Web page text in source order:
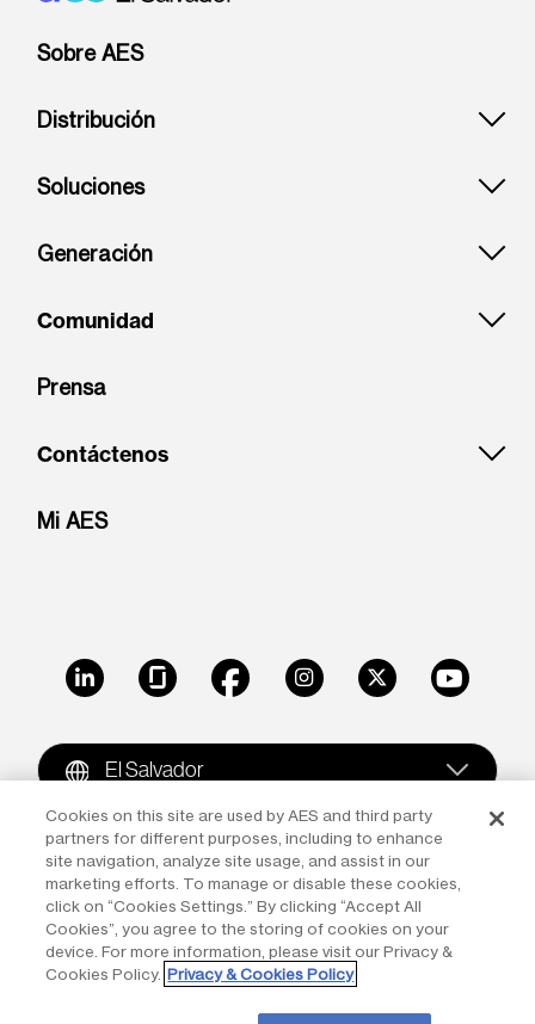
Footer: El Salvador
Sobre AES
Distribución
Soluciones
Generación
Comunidad
Prensa
Contáctenos
Mi AES
LinkedIn GlassdoorFacebookInstagramX Youtube
El Salvador
Copyright © 2009-2026 The AES Corporation. All rights
reserved.Terms of Use|Privacy
Reproduction in whole or in part in any form or medium
without the express written permission of The AES
Corporation is prohibited. AES and the AES logo are
trademarks of The AES Corporation.
Cookies on this site are used by AES and third party
partners for different purposes, including to enhance
site navigation, analyze site usage, and assist in our
marketing efforts. To manage or disable these cookies,
click on “Cookies Settings.” By clicking “Accept All
Cookies”, you agree to the storing of cookies on your
device. For more information, please visit our Privacy &
Cookies Policy. Privacy & Cookies Policy